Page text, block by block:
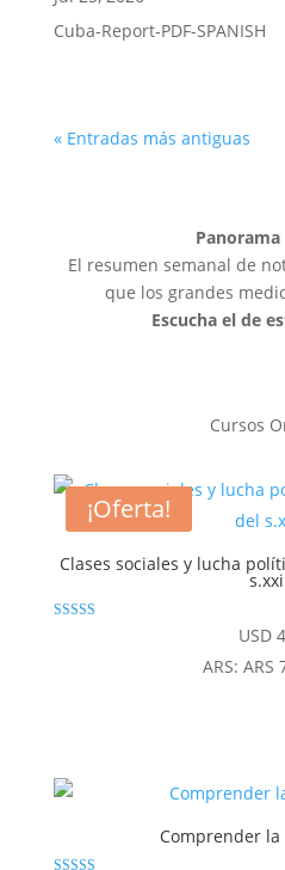
Cuba-Report-PDF-SPANISH
« Entradas más antiguas
Panorama
El resumen semanal de
que los grandes
Escucha el de
Cursos
Clases sociales y lucha
s.xxi
USD
ARS: ARS
Comprender la
¡Oferta!